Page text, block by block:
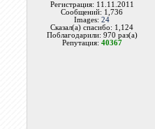
Регистрация: 11.11.2011
Сообщений: 1,736
Images:24
Сказал(а) спасибо: 1,124
Поблагодарили: 970 раз(а)
Репутация: 40367